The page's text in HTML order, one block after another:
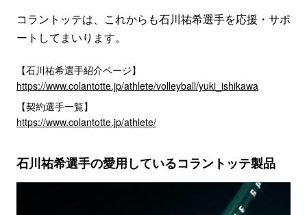
コラントッテは、これからも石川祐希選手を応援・サポ
ートしてまいります。
【石川祐希選手紹介ページ】
https://www.colantotte.jp/athlete/volleyball/yuki_ishikawa
【契約選手一覧】
https://www.colantotte.jp/athlete/
石川祐希選手の愛用しているコラントッテ製品